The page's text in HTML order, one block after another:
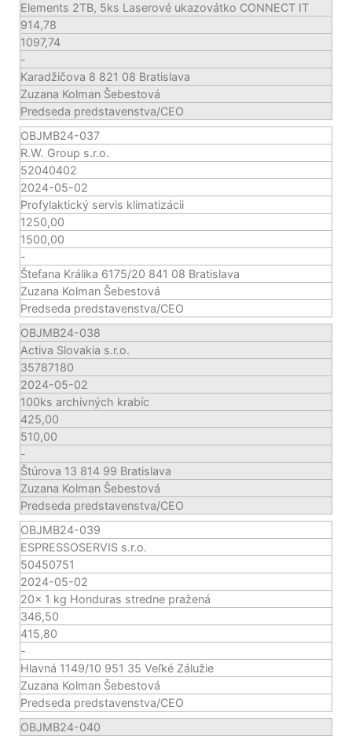
Elements 2TB, 5ks Laserové ukazovátko CONNECT IT
914,78
1097,74
-
Karadžičova 8 821 08 Bratislava
Zuzana Kolman Šebestová
Predseda predstavenstva/CEO
OBJMB24-037
R.W. Group s.r.o.
52040402
2024-05-02
Profylaktický servis klimatizácii
1250,00
1500,00
-
Štefana Králika 6175/20 841 08 Bratislava
Zuzana Kolman Šebestová
Predseda predstavenstva/CEO
OBJMB24-038
Activa Slovakia s.r.o.
35787180
2024-05-02
100ks archivných krabíc
425,00
510,00
-
Štúrova 13 814 99 Bratislava
Zuzana Kolman Šebestová
Predseda predstavenstva/CEO
OBJMB24-039
ESPRESSOSERVIS s.r.o.
50450751
2024-05-02
20x 1 kg Honduras stredne pražená
346,50
415,80
-
Hlavná 1149/10 951 35 Veľké Zálužie
Zuzana Kolman Šebestová
Predseda predstavenstva/CEO
OBJMB24-040